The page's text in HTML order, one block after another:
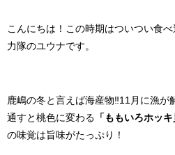
こんにちは！この時期はついつい食
力隊のユウナです。
鹿嶋の冬と言えば海産物‼11月に漁が
通すと桃色に変わる 「ももいろホッキ
の味覚は旨味がたっぷり！